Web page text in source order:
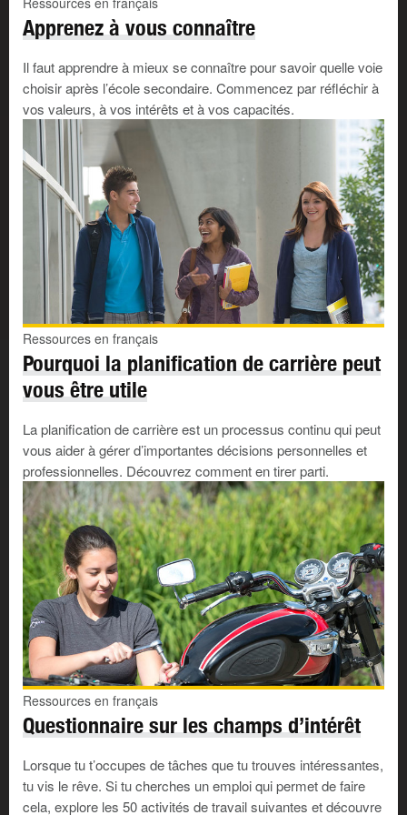
prendre la situation en main;
être responsables de projets;
travail des autres;
organiser leurs propres activités;
gérer les autres;
donner des directions et des instructions;
se sentir indépendantes.
Elles présentent probablement les compétences,
valeurs et traits de caractère suivants :
Compétences – diriger, persuader, motiver,
communiquer, vendre
Valeurs
– indépendance, argent, pouvoir, prise de
décisions, contact avec les gens
Traits de caractère
sociable
d’environnements de travail suivants :
Entreprises de vente en gros et au détail– p. ex.
vendeurs ,chargés des relations publiques,
gestionnaires, propriétaires et exploitants
Industrie promotionnelle– p. ex.gestionnaires de
comptes publicitaires,démonstrateurs de produitset
chargés des collectes de fonds
Industrie des services– p. ex.gérants de
restaurants,agents immobiliers,agents de voyages
etvendeurs d’assurance
Par exemple, lesgérants de magasins de détail
s’intéressent à la coordination de l’information afin de
pouvoir diriger et évaluer le fonctionnement de leurs
recrutement du personnel, gèrent le personnel et
attribuent des tâches.
Apprenez à vous connaître
Il faut apprendre à mieux se connaître pour savoir quelle voie
choisir après l’école secondaire. Commencez par réfléchir à
vos valeurs, à vos intérêts et à vos capacités.
Ressources en français
Pourquoi la planification de carrière peut
vous être utile
La planification de carrière est un processus continu qui peut
vous aider à gérer d’importantes décisions personnelles et
professionnelles. Découvrez comment en tirer parti.
Ressources en français
Questionnaire sur les champs d’intérêt
Lorsque tu t’occupes de tâches que tu trouves intéressantes,
tu vis le rêve. Si tu cherches un emploi qui permet de faire
cela, explore les 50 activités de travail suivantes et découvre